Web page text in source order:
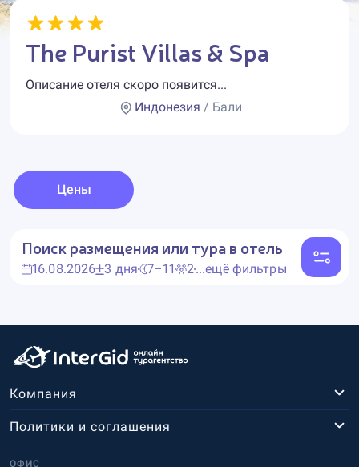
The Purist Villas & Spa
Описание отеля скоро появится...
Индонезия / Бали
Цены
Поиск размещения или тура в отель
16.08.2026 3 дня 7–11 2...ещё фильтры
Компания
ОФИС
Политики и соглашения